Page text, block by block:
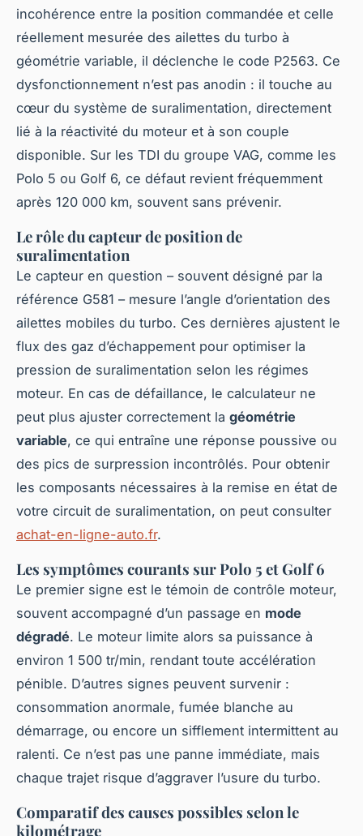
incohérence entre la position commandée et celle
réellement mesurée des ailettes du turbo à
géométrie variable, il déclenche le code P2563. Ce
dysfonctionnement n’est pas anodin : il touche au
cœur du système de suralimentation, directement
lié à la réactivité du moteur et à son couple
disponible. Sur les TDI du groupe VAG, comme les
Polo 5 ou Golf 6, ce défaut revient fréquemment
après 120 000 km, souvent sans prévenir.
Le rôle du capteur de position de
suralimentation
Le capteur en question – souvent désigné par la
référence G581 – mesure l’angle d’orientation des
ailettes mobiles du turbo. Ces dernières ajustent le
flux des gaz d’échappement pour optimiser la
pression de suralimentation selon les régimes
moteur. En cas de défaillance, le calculateur ne
peut plus ajuster correctement la géométrie
variable, ce qui entraîne une réponse poussive ou
des pics de surpression incontrôlés. Pour obtenir
les composants nécessaires à la remise en état de
votre circuit de suralimentation, on peut consulter
achat-en-ligne-auto.fr.
Les symptômes courants sur Polo 5 et Golf 6
Le premier signe est le témoin de contrôle moteur,
souvent accompagné d’un passage en mode
dégradé. Le moteur limite alors sa puissance à
environ 1 500 tr/min, rendant toute accélération
pénible. D’autres signes peuvent survenir :
consommation anormale, fumée blanche au
démarrage, ou encore un sifflement intermittent au
ralenti. Ce n’est pas une panne immédiate, mais
chaque trajet risque d’aggraver l’usure du turbo.
Comparatif des causes possibles selon le
kilométrage